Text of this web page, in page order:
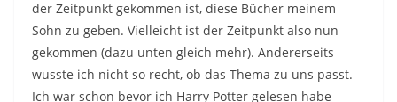
der Zeitpunkt gekommen ist, diese Bücher meinem
Sohn zu geben. Vielleicht ist der Zeitpunkt also nun
gekommen (dazu unten gleich mehr). Andererseits
wusste ich nicht so recht, ob das Thema zu uns passt.
Ich war schon bevor ich Harry Potter gelesen habe